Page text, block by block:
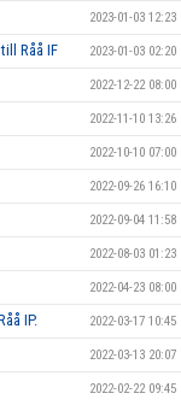
2023-01-03 12:23
Råå IF 2023-01-03 02:20
2022-12-22 08:00
2022-11-10 13:26
2022-10-10 07:00
2022-09-26 16:10
2022-09-04 11:58
2022-08-03 01:23
2022-04-23 08:00
IP. 2022-03-17 10:45
2022-03-13 20:07
2022-02-22 09:45